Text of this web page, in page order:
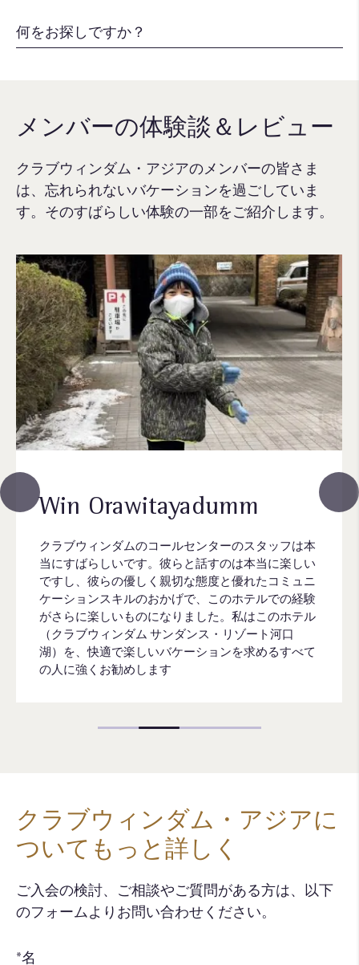
Win Orawitayadumm
クラブウィンダムのコールセンターのスタッフは本
当にすばらしいです。彼らと話すのは本当に楽しい
ですし、彼らの優しく親切な態度と優れたコミュニ
ケーションスキルのおかげで、このホテルでの経験
がさらに楽しいものになりました。私はこのホテル
（クラブウィンダム サンダンス・リゾート河口
湖）を、快適で楽しいバケーションを求めるすべて
の人に強くお勧めします
メンバーの体験談＆レビュー
クラブウィンダム・アジアのメンバーの皆さま
は、忘れられないバケーションを過ごしていま
す。そのすばらしい体験の一部をご紹介します。
クラブウィンダム・アジアに
ついてもっと詳しく
ご入会の検討、ご相談やご質問がある方は、以下
のフォームよりお問い合わせください。​